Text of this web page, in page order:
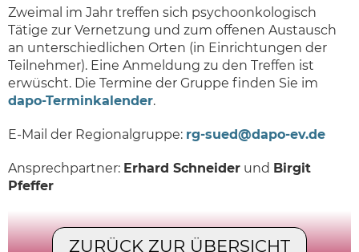
Zweimal im Jahr treffen sich psychoonkologisch
Tätige zur Vernetzung und zum offenen Austausch
an unterschiedlichen Orten (in Einrichtungen der
Teilnehmer). Eine Anmeldung zu den Treffen ist
erwüscht. Die Termine der Gruppe finden Sie im
dapo-Terminkalender.
E-Mail der Regionalgruppe: rg-sued@dapo-ev.de
Ansprechpartner: Erhard Schneider und Birgit
Pfeffer
ZURÜCK ZUR ÜBERSICHT